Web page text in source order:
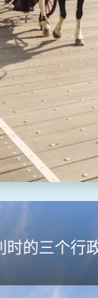
时的三个行